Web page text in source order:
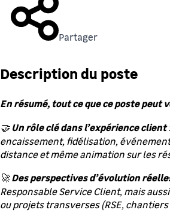
Partager
Description du poste
En résumé, tout ce que ce poste peut
🤝Un rôle clé dans l’expérience client
encaissement, fidélisation,
distance et même animation sur les
🚀Des perspectives d’évolution
Responsable Service Client, mais
ou projets transverses (RSE,